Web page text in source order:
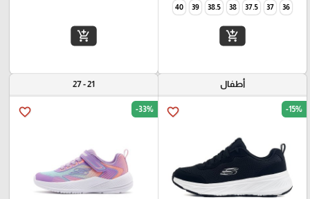
36
37
37.5
38
38.5
39
40
add_shopping_cart
add_shopping_cart
أطفال
favorite_border -15%
21 - 27
favorite_border -33%